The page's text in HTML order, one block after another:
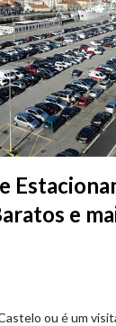
e
ou é um